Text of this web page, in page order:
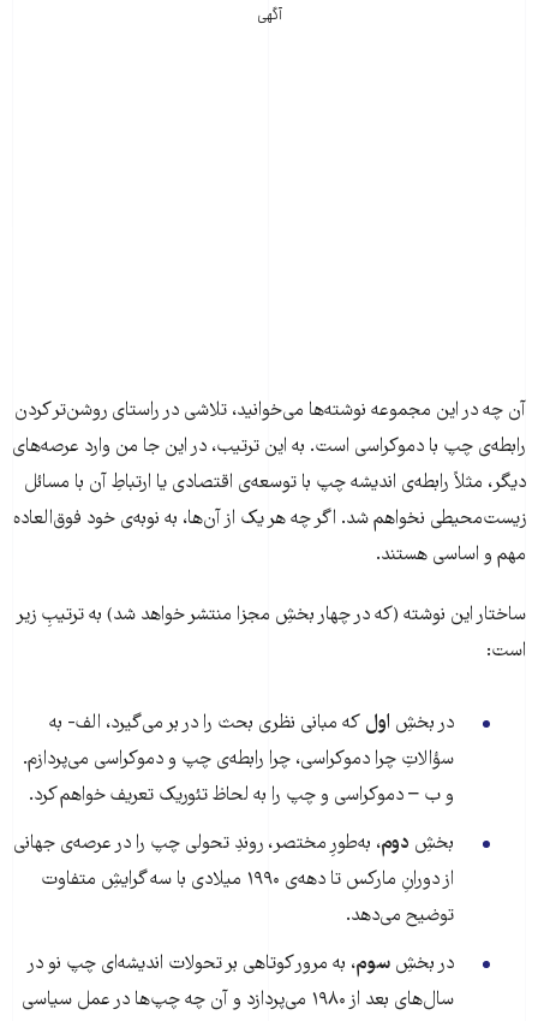
آگهی
آن چه در این مجموعه نوشته‌ها می‌خوانید، تلاشی در راستای روشن‌تر کردن
رابطه‌ی چپ با دموکراسی است. به این ترتیب، در این جا من وارد عرصه‌های
دیگر، مثلاً رابطه‌ی اندیشه چپ با توسعه‌ی اقتصادی یا ارتباطِ آن با مسائل
زیست‌محیطی نخواهم شد. اگر چه هر یک از آن‌ها، به نوبه‌ی خود فوق‌العاده
مهم و اساسی هستند.
ساختار این نوشته (که در چهار بخشِ مجزا منتشر خواهد شد) به ترتیبِ زیر
است:
در بخشِ اول که مبانی نظری بحث را در بر می‌گیرد، الف- به
سؤالاتِ چرا دموکراسی، چرا رابطه‌ی چپ و دموکراسی می‌پردازم.
و ب – دموکراسی و چپ را به لحاظ تئوریک تعریف خواهم کرد.
بخشِ دوم، به‌طورِ مختصر، روندِ تحولی چپ را در عرصه‌ی جهانی
از دورانِ مارکس تا دهه‌ی ۱۹۹۰ میلادی با سه گرایشِ متفاوت
توضیح می‌دهد.
در بخشِ سوم، به مرور کوتاهی بر تحولات اندیشه‌ای چپ نو در
سال‌های بعد از ۱۹۸۰ می‌پردازد و آن چه چپ‌ها در عمل سیاسی